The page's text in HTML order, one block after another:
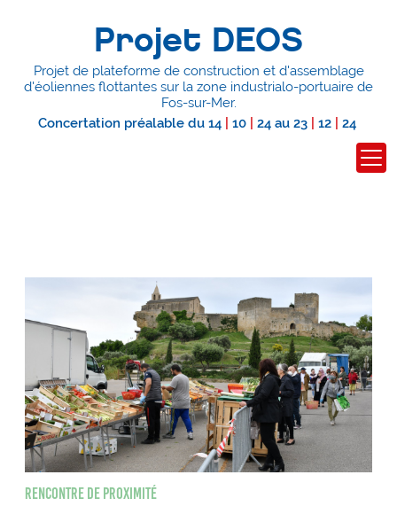
Projet DEOS
Projet de plateforme de construction et d'assemblage
d'éoliennes flottantes sur la zone industrialo-portuaire de
Fos-sur-Mer.
Concertation préalable du 14 10 24au 23 12 24
Rencontre de proximité